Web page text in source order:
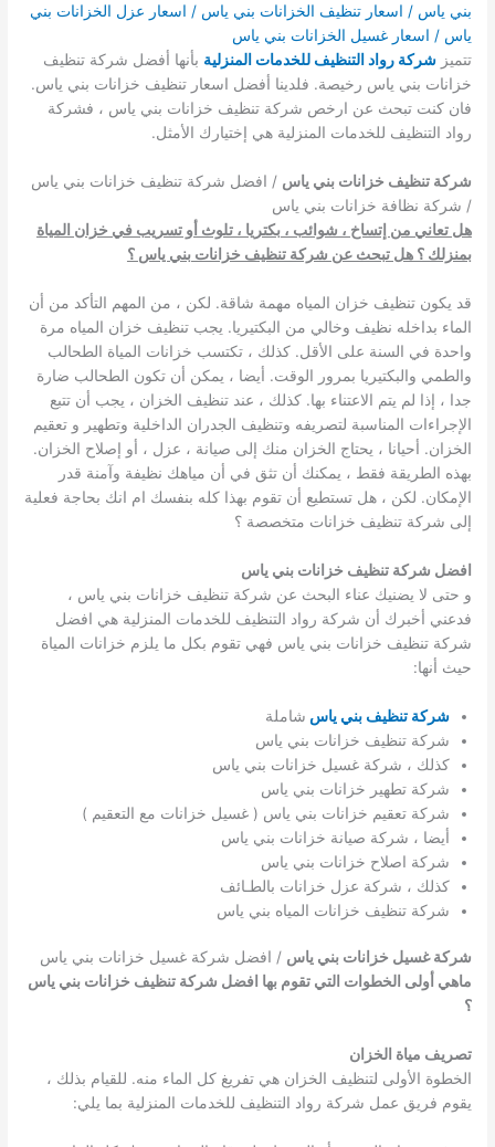
بني ياس / اسعار تنظيف الخزانات بني ياس / اسعار عزل الخزانات بني
ياس / اسعار غسيل الخزانات بني ياس
تتميزشركة رواد التنظيف للخدمات المنزلية بأنها أفضل شركة تنظيف
خزانات بني ياس رخيصة. فلدينا أفضل اسعار تنظيف خزانات بني ياس.
فان كنت تبحث عن ارخص شركة تنظيف خزانات بني ياس ، فشركة
رواد التنظيف للخدمات المنزلية هي إختيارك الأمثل.
شركة تنظيف خزانات بني ياس / افضل شركة تنظيف خزانات بني ياس
/ شركة نظافة خزانات بني ياس
هل تعاني من إتساخ ، شوائب ، بكتريا ، تلوث أو تسريب في خزان المياة
بمنزلك ؟ هل تبحث عن شركة تنظيف خزانات بني ياس ؟
قد يكون تنظيف خزان المياه مهمة شاقة. لكن ، من المهم التأكد من أن
الماء بداخله نظيف وخالي من البكتيريا. يجب تنظيف خزان المياه مرة
واحدة في السنة على الأقل. كذلك ، تكتسب خزانات المياة الطحالب
والطمي والبكتيريا بمرور الوقت. أيضا ، يمكن أن تكون الطحالب ضارة
جدا ، إذا لم يتم الاعتناء بها. كذلك ، عند تنظيف الخزان ، يجب أن تتبع
الإجراءات المناسبة لتصريفه وتنظيف الجدران الداخلية وتطهير و تعقيم
الخزان. أحيانا ، يحتاج الخزان منك إلى صيانة ، عزل ، أو إصلاح الخزان.
بهذه الطريقة فقط ، يمكنك أن تثق في أن مياهك نظيفة وآمنة قدر
الإمكان. لكن ، هل تستطيع أن تقوم بهذا كله بنفسك ام انك بحاجة فعلية
إلى شركة تنظيف خزانات متخصصة ؟
افضل شركة تنظيف خزانات بني ياس
و حتى لا يضنيك عناء البحث عن شركة تنظيف خزانات بني ياس ،
فدعني أخبرك أن شركة رواد التنظيف للخدمات المنزلية هي افضل
شركة تنظيف خزانات بني ياس فهي تقوم بكل ما يلزم خزانات المياة
حيث أنها:
شركة تنظيف بني ياس شاملة
شركة تنظيف خزانات بني ياس
كذلك ، شركة غسيل خزانات بني ياس
شركة تطهير خزانات بني ياس
شركة تعقيم خزانات بني ياس ( غسيل خزانات مع التعقيم )
أيضا ، شركة صيانة خزانات بني ياس
شركة اصلاح خزانات بني ياس
كذلك ، شركة عزل خزانات بالطـائف
شركة تنظيف خزانات المياه بني ياس
شركة غسيل خزانات بني ياس / افضل شركة غسيل خزانات بني ياس
ماهي أولى الخطوات التي تقوم بها افضل شركة تنظيف خزانات بني ياس
؟
تصريف مياة الخزان
الخطوة الأولى لتنظيف الخزان هي تفريغ كل الماء منه. للقيام بذلك ،
يقوم فريق عمل شركة رواد التنظيف للخدمات المنزلية بما يلي: